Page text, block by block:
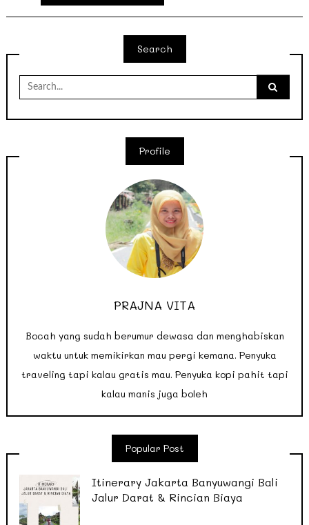
Search
Search
for:
Profile
PRAJNA VITA
Bocah yang sudah berumur dewasa dan menghabiskan
waktu untuk memikirkan mau pergi kemana. Penyuka
traveling tapi kalau gratis mau. Penyuka kopi pahit tapi
kalau manis juga boleh
Popular Post
Itinerary Jakarta Banyuwangi Bali
Jalur Darat & Rincian Biaya